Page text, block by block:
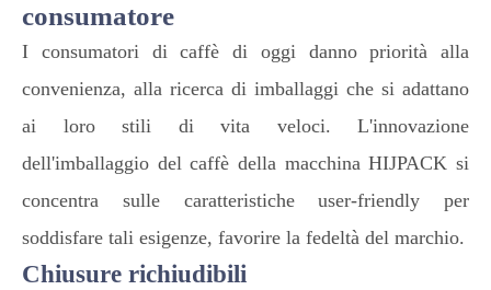
consumatore
I consumatori di caffè di oggi danno priorità alla
convenienza, alla ricerca di imballaggi che si adattano
ai loro stili di vita veloci. L'innovazione
dell'imballaggio del caffè della macchina HIJPACK si
concentra sulle caratteristiche user-friendly per
soddisfare tali esigenze, favorire la fedeltà del marchio.
Chiusure richiudibili